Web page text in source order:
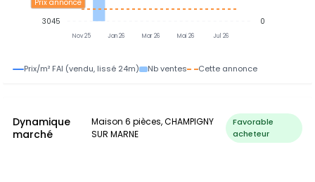
Nov 25 Jan 26 Mar 26 Mai 26 Jul 26
Prix annonce
0
3045
Prix/m² FAI (vendu, lissé 24m) Nb ventes Cette annonce
Dynamique
marché
Maison 6 pièces, CHAMPIGNY
SUR MARNE
Favorable
acheteur